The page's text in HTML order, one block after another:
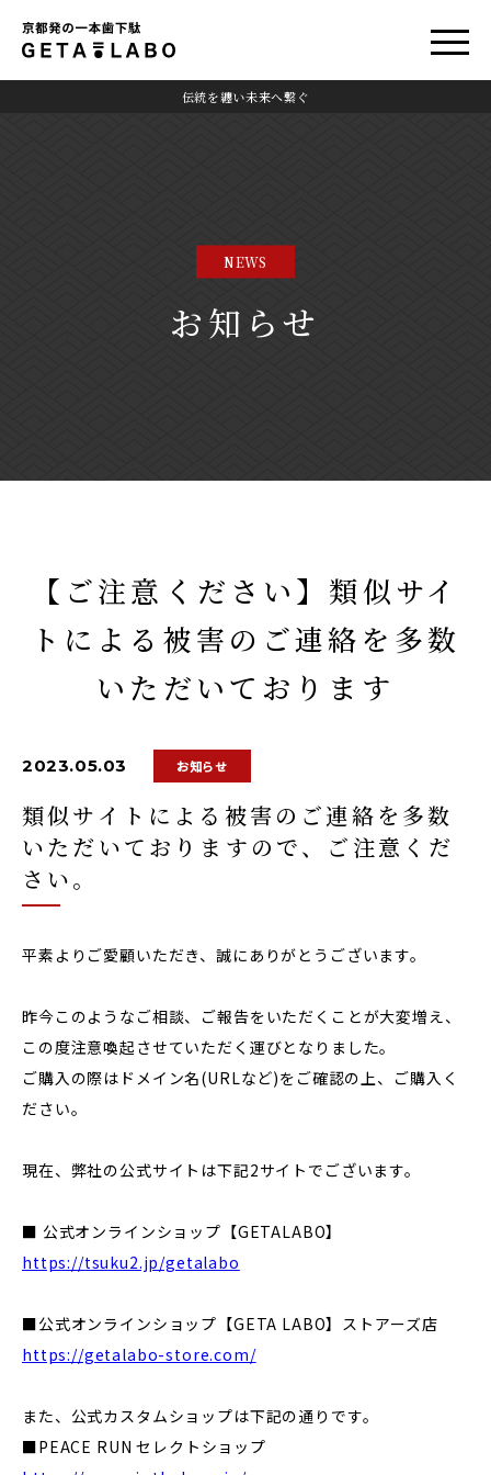
伝統を纏い未来へ繋ぐ
NEWS
お知らせ
【ご注意ください】類似サイ
トによる被害のご連絡を多数
いただいております
2023.05.03 お知らせ
類似サイトによる被害のご連絡を多数
いただいておりますので、ご注意くだ
さい。
平素よりご愛顧いただき、誠にありがとうございます。
昨今このようなご相談、ご報告をいただくことが大変増え、
この度注意喚起させていただく運びとなりました。
ご購入の際はドメイン名(URLなど)をご確認の上、ご購入く
ださい。
現在、弊社の公式サイトは下記2サイトでございます。
■ 公式オンラインショップ【GETALABO】
https://tsuku2.jp/getalabo
■公式オンラインショップ【GETA LABO】ストアーズ店
https://getalabo-store.com/
また、公式カスタムショップは下記の通りです。
■PEACE RUN セレクトショップ